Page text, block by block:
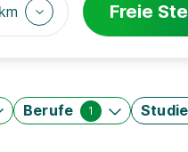
Freie
Berufe 1